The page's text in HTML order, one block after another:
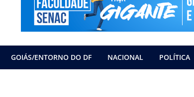
GOIÁS/ENTORNO DO DF NACIONAL POLÍTICA